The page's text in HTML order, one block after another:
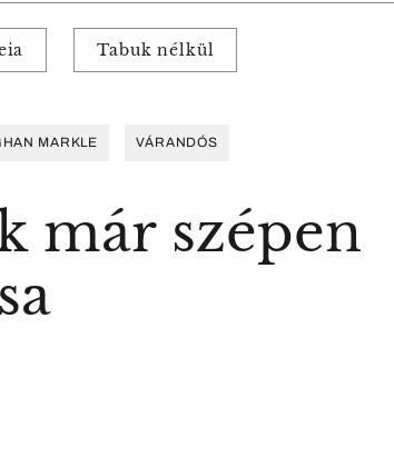
Tabuk nélkül
MARKLE VÁRANDÓS
már szépen